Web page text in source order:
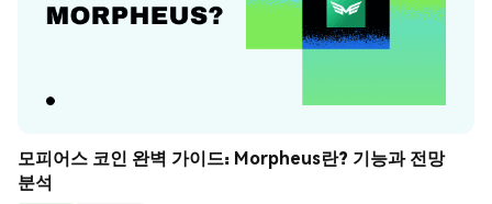
모피어스 코인 완벽 가이드: Morpheus란? 기능과 전망
분석